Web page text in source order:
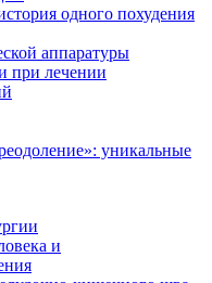
одного похудения
аппаратуры
при лечении
уникальные
и